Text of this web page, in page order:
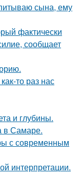
сына, ему
фактически
сообщает
то раз нас
и глубины.
в Самаре.
с современным
интерпретации.